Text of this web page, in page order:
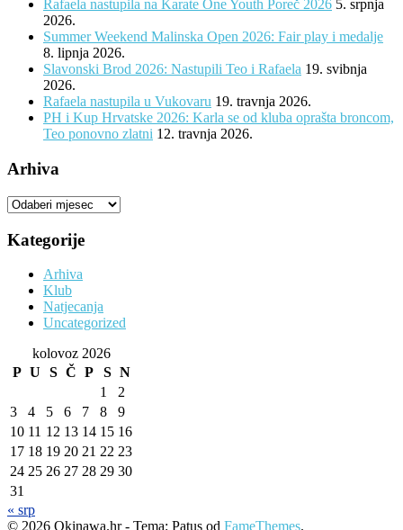
Rafaela nastupila na Karate One Youth Poreč 2026 5. srpnja
2026.
Summer Weekend Malinska Open 2026: Fair play i medalje
8. lipnja 2026.
Slavonski Brod 2026: Nastupili Teo i Rafaela 19. svibnja
2026.
Rafaela nastupila u Vukovaru 19. travnja 2026.
PH i Kup Hrvatske 2026: Karla se od kluba oprašta broncom,
Teo ponovno zlatni 12. travnja 2026.
Arhiva
Arhiva
Kategorije
Arhiva
Klub
Natjecanja
Uncategorized
kolovoz 2026
P U S Č P S N
1
2
3
4 5 6 7 8
9
10 11 12 13 14 15 16
17 18 19 20 21 22 23
24 25 26 27 28 29 30
31
« srp
© 2026 Okinawa.hr - Tema: Patus od FameThemes.